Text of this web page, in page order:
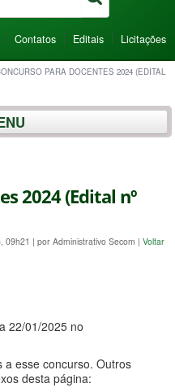
Contatos Editais Licitações
PARA DOCENTES 2024 (EDITAL
2024 (Edital nº
09h21 | por Administrativo Secom | Voltar
22/01/2025 no
a esse concurso. Outros
desta página: